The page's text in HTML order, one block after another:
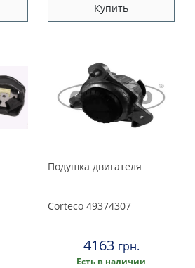
Купить
Подушка двигателя
Corteco 49374307
4163 грн.
Есть в наличии